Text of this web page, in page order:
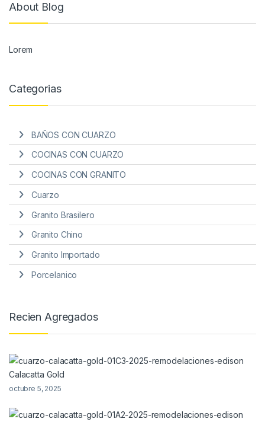
About Blog
Lorem
Categorias
BAÑOS CON CUARZO
COCINAS CON CUARZO
COCINAS CON GRANITO
Cuarzo
Granito Brasilero
Granito Chino
Granito Importado
Porcelanico
Recien Agregados
Calacatta Gold
octubre 5, 2025